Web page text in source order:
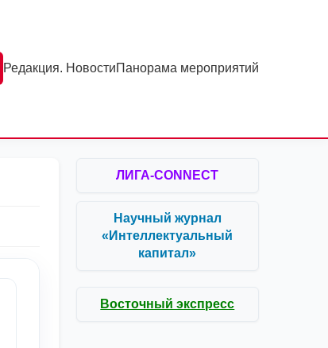
Редакция. НовостиПанорама мероприятий
ЛИГА-CONNECT
Научный журнал
«Интеллектуальный
капитал»
Восточный экспресс